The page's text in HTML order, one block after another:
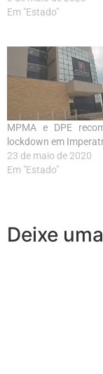
Em "Estado"
MPMA e DPE
lockdown em
23 de maio de 2020
Em "Estado"
Deixe